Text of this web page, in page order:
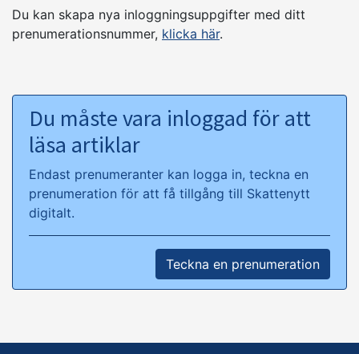
Du kan skapa nya inloggningsuppgifter med ditt
prenumerationsnummer, klicka här.
Du måste vara inloggad för att
läsa artiklar
Endast prenumeranter kan logga in, teckna en
prenumeration för att få tillgång till Skattenytt
digitalt.
Teckna en prenumeration